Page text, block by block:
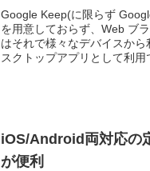
Google Keep(に限らず
を用意しておらず、Web ブ
はそれで様々なデバイスか
スクトップアプリとして利用
iOS/Android両対応の
が便利